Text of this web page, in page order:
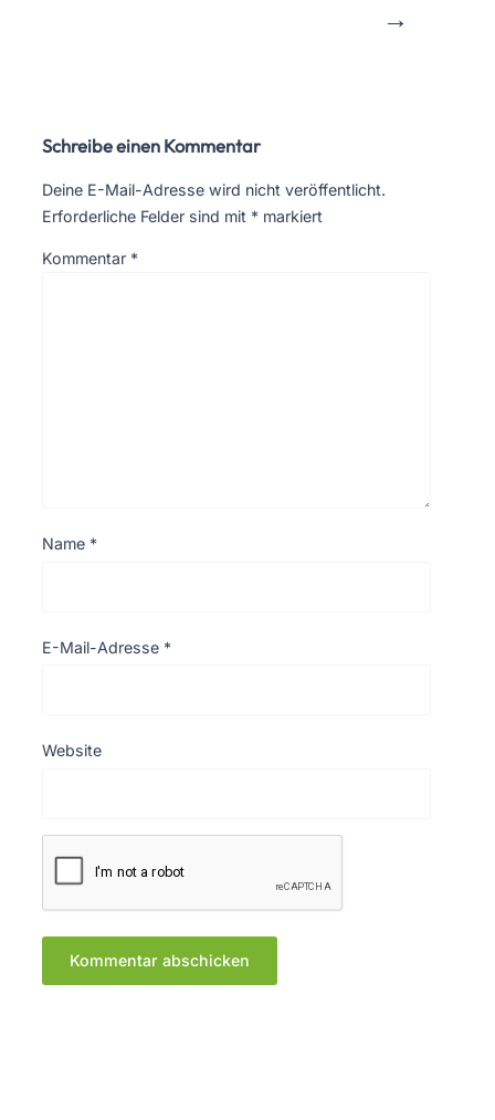
→
Schreibe einen Kommentar
Deine E-Mail-Adresse wird nicht veröffentlicht.
Erforderliche Felder sind mit * markiert
Kommentar *
Name *
E-Mail-Adresse *
Website